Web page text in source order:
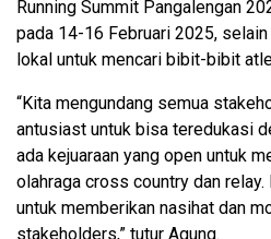
Running Summit Pangalengan
pada 14-16 Februari 2025, selain
lokal untuk mencari bibit-bibit
“Kita mengundang semua
antusiast untuk bisa teredukasi
ada kejuaraan yang open untuk
olahraga cross country dan
untuk memberikan nasihat dan
stakeholders,” tutur Agung.